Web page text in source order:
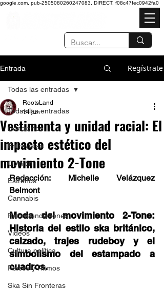
google.com, pub-2505080260247083, DIRECT, f08c47fec0942fa0
Entrada Regístrate
Todas las entradas
Conciertos
Entrevistas
Opinión
Estrenos
Cannabis
Recomendaciones
Videos
Cultura política
Raíces y Ritmos
Ska Sin Fronteras
Todas las entradas
Vestimenta y unidad racial: El
impacto estético del
movimiento 2-Tone
RootsLand
14 jun
Redacción: Michelle Velázquez
Belmont
Moda del movimiento 2-Tone:
Historia del estilo ska británico,
calzado, trajes rudeboy y el
simbolismo del estampado a
cuadros.